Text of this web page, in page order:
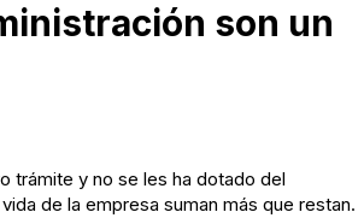
son un
trámite y no se les ha dotado del
de la empresa suman más que restan.